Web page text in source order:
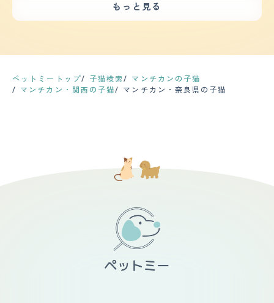
ので、寝ている時に「息しているのか？」心配で何度も確
認していました。 主人も私も犬しか飼ったことがなく猫
じの女の子らしい鳴き声です もう成猫なので子猫のよう
にしょっちゅうは鳴きません 必要な時だけ鳴きます でも
ちの子はマンチカンです マンチカンの良いところは賢く
かけないでと言わんばかりにそわそわしだすところがかわ
いいです 出会いはペットショップで一目惚れしました 猫
してマンチカンはエサの合図の鈴を鳴らすまでエサの催促
す。猫は基本的に自分で舐める事で体毛のお手入れをして
いるので、あまり飼い主がお手入れに手間をかける必要は
りすり寄ってきて物事を伝える方法を取りたがります。
【総評】 毛の色が白い猫は長生きするといううわさ話を
猫の飼育書で見つけてから、毛の白い部分が多い猫を探し
で会話をすることが多くなりました。テレビを見ていても
猫の番組をよく見るようになり、家族内のコミュニケーシ
ョンが増えたことが猫を迎え入れて一番良かった事だと感
じています。初めての猫の飼育でしたが、猫の育て方の本
を読んだり、Youtubeを見たりして、家族で相談しなが
ら楽しんで猫と生活をしています。
逃げもせず普通に過ごしています。 【落ち着き】 そんな
に走り回ったり、夜中の運動会などもそれほどありません
居ないときにハシャイでるのかもしれません。 【しつけ
イレの置き場所を変えても、ちゃんとしていたので、その
辺は大丈夫だと思います。 ただ、イタズラしたりテーブ
手足が短いので、太ってしまうと腰を痛めやすいだけでな
く、お腹を床に擦ってお腹の毛が抜けてハゲルらしく、獣
ちの子は普段はそれ程鳴かないですし、鳴いても声は小さ
め〜普通と言ったところで、割と静かです。 ニャーニャ
ー騒ぐというのは、本土見たことがなく、ご飯が欲しいと
きに催促してニャ〜〜と静かに長めに鳴くくらいです。
【総評】 同僚の知人で、マンチカンのブリーダーをして
いる人がいて、1匹だけ飼い主が決まらず大きくなってき
もっと見る
ペットミートップ 子猫検索
マンチカンの子猫
マンチカン・関西の子猫
マンチカン・奈良県の子猫